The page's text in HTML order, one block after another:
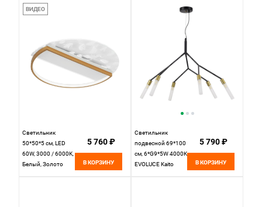
BK
ВИДЕО
Светильник
50*50*5 см, LED
60W, 3000 / 6000K,
Белый, Золото
5 760 ₽
В КОРЗИНУ
Светильник
подвесной 69*100
см, 6*G9*5W 4000K
EVOLUCE Kaito
5 790 ₽
В КОРЗИНУ